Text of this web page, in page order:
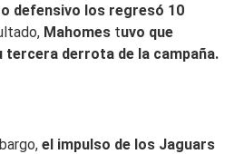
defensivo los regresó 10
Mahomes tuvo que
tercera derrota de la campaña.
el impulso de los Jaguars